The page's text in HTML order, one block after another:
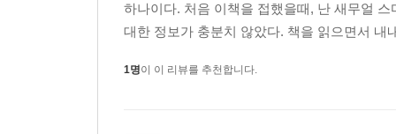
하나이다. 처음 이책을 접했을때, 난 새무얼
대한 정보가 충분치 않았다. 책을 읽으면서
1명이 이 리뷰를 추천합니다.